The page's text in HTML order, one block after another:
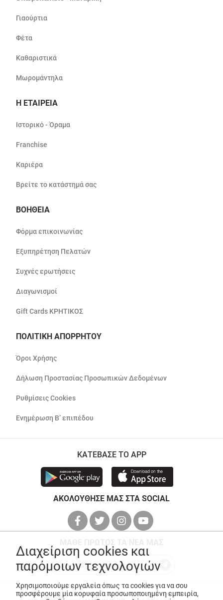
Γιαούρτια
Φέτα
Καθαριστικά
Μωρομάντηλα
Η ΕΤΑΙΡΕΙΑ
Ιστορικό - Όραμα
Franchise
Καριέρα
Βρείτε το κατάστημά σας
ΒΟΗΘΕΙΑ
Φόρμα επικοινωνίας
Εξυπηρέτηση Πελατών
Συχνές ερωτήσεις
Διαγωνισμοί
Gift Cards ΚΡΗΤΙΚΟΣ
ΠΟΛΙΤΙΚΗ ΑΠΟΡΡΗΤΟΥ
Όροι Χρήσης
Δήλωση Προστασίας Προσωπικών Δεδομένων
Ρυθμίσεις Cookies
Ενημέρωση Β’ επιπέδου
ΚΑΤΕΒΑΣΕ ΤΟ APP
ΑΚΟΛΟΥΘΗΣΕ ΜΑΣ ΣΤΑ SOCIAL
Διαχείριση cookies και
παρόμοιων τεχνολογιών
Χρησιμοποιούμε εργαλεία όπως τα cookies για να σου
προσφέρουμε μία κορυφαία προσωποποιημένη εμπειρία,